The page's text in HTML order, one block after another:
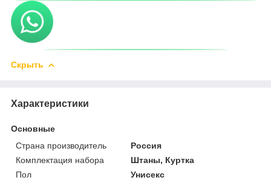
Скрыть
Характеристики
Основные
Страна производитель
Россия
Комплектация набора
Штаны, Куртка
Пол
Унисекс